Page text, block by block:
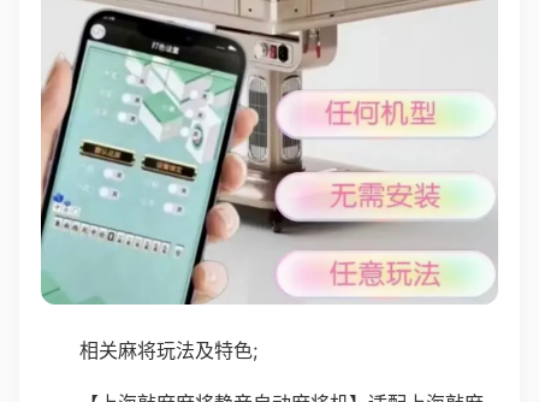
相关麻将玩法及特色;